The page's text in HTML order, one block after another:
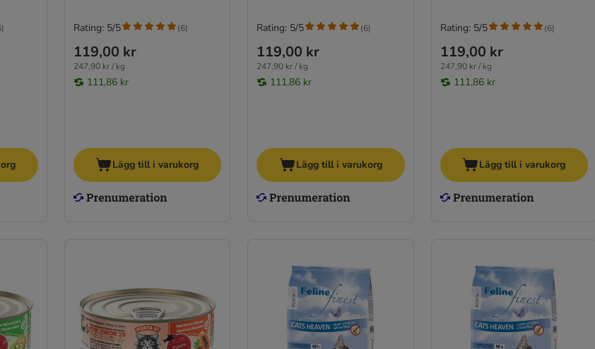
)
119,00 kr
247,90 kr / kg
111,86 kr
Rating: 5/5 (6)
Lägg till i varukorg
119,00 kr
247,90 kr / kg
111,86 kr
Rating: 5/5 (6)
Lägg till i varukorg
119,00 kr
247,90 kr / kg
111,86 kr
Rating: 5/5 (6)
Lägg till i varukorg